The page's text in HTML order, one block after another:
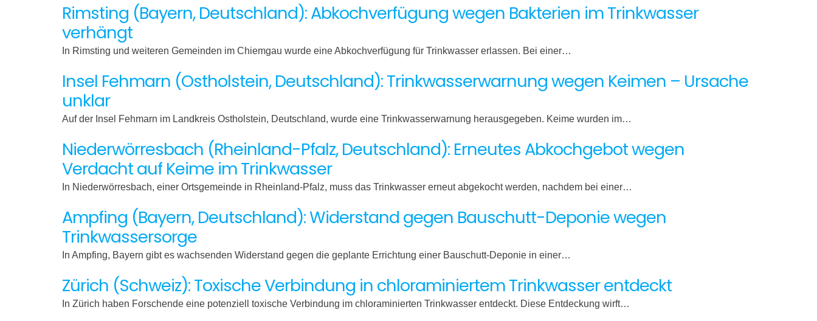
Rimsting (Bayern, Deutschland): Abkochverfügung wegen Bakterien im Trinkwasser
verhängt
In Rimsting und weiteren Gemeinden im Chiemgau wurde eine Abkochverfügung für Trinkwasser erlassen. Bei einer…
Insel Fehmarn (Ostholstein, Deutschland): Trinkwasserwarnung wegen Keimen – Ursache
unklar
Auf der Insel Fehmarn im Landkreis Ostholstein, Deutschland, wurde eine Trinkwasserwarnung herausgegeben. Keime wurden im…
Niederwörresbach (Rheinland-Pfalz, Deutschland): Erneutes Abkochgebot wegen
Verdacht auf Keime im Trinkwasser
In Niederwörresbach, einer Ortsgemeinde in Rheinland-Pfalz, muss das Trinkwasser erneut abgekocht werden, nachdem bei einer…
Ampfing (Bayern, Deutschland): Widerstand gegen Bauschutt-Deponie wegen
Trinkwassersorge
In Ampfing, Bayern gibt es wachsenden Widerstand gegen die geplante Errichtung einer Bauschutt-Deponie in einer…
Zürich (Schweiz): Toxische Verbindung in chloraminiertem Trinkwasser entdeckt
In Zürich haben Forschende eine potenziell toxische Verbindung im chloraminierten Trinkwasser entdeckt. Diese Entdeckung wirft…